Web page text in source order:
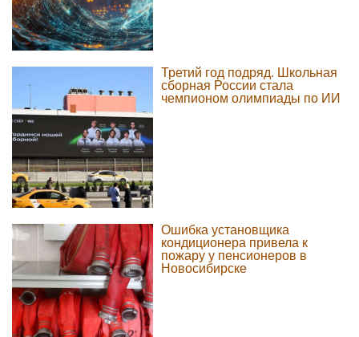
Третий год подряд. Школьная
сборная России стала
чемпионом олимпиады по ИИ
Ошибка установщика
кондиционера привела к
пожару у пенсионеров в
Новосибирске